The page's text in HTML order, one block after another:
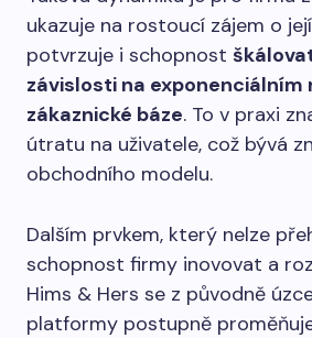
ukazuje na rostoucí zájem o
potvrzuje i schopnost
závislosti na exponenciálním
zákaznické báze. To v praxi
útratu na uživatele, což bývá
obchodního modelu.
Dalším prvkem, který nelze
schopnost firmy inovovat a
Hims & Hers se z původně
platformy postupně